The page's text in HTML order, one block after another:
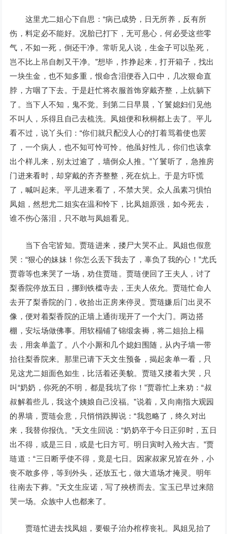
这里尤二姐心下自思：“病已成势，日无所养，反有所
伤，料定必不能好。况胎已打下，无可悬心，何必受这些零
气，不如一死，倒还干净。常听见人说，生金子可以坠死，
岂不比上吊自刎又干净。”想毕，拃挣起来，打开箱子，找出
一块生金，也不知多重，恨命含泪便吞入口中，几次狠命直
脖，方咽了下去。于是赶忙将衣服首饰穿戴齐整，上炕躺下
了。当下人不知，鬼不觉。到第二日早晨，丫鬟媳妇们见他
不叫人，乐得且自己去梳洗。凤姐便和秋桐都上去了。平儿
看不过，说丫头们：“你们就只配没人心的打着骂着使也罢
了，一个病人，也不知可怜可怜。他虽好性儿，你们也该拿
出个样儿来，别太过逾了，墙倒众人推。”丫鬟听了，急推房
门进来看时，却穿戴的齐齐整整，死在炕上。于是方吓慌
了，喊叫起来。平儿进来看了，不禁大哭。众人虽素习惧怕
凤姐，然想尤二姐实在温和怜下，比凤姐原强，如今死去，
谁不伤心落泪，只不敢与凤姐看见。
当下合宅皆知。贾琏进来，搂尸大哭不止。凤姐也假意
哭：“狠心的妹妹！你怎么丢下我去了，辜负了我的心！”尤氏
贾蓉等也来哭了一场，劝住贾琏。贾琏便回了王夫人，讨了
梨香院停放五日，挪到铁槛寺去，王夫人依允。贾琏忙命人
去开了梨香院的门，收拾出正房来停灵。贾琏嫌后门出灵不
像，便对着梨香院的正墙上通街现开了一个大门。两边搭
棚，安坛场做佛事。用软榻铺了锦缎衾褥，将二姐抬上榻
去，用衾单盖了。八个小厮和几个媳妇围随，从内子墙一带
抬往梨香院来。那里已请下天文生预备，揭起衾单一看，只
见这尤二姐面色如生，比活着还美貌。贾琏又搂着大哭，只
叫“奶奶，你死的不明，都是我坑了你！”贾蓉忙上来劝：“叔
叔解着些儿，我这个姨娘自己没福。”说着，又向南指大观园
的界墙，贾琏会意，只悄悄跌脚说：“我忽略了，终久对出
来，我替你报仇。”天文生回说：“奶奶卒于今日正卯时，五日
出不得，或是三日，或是七日方可。明日寅时入殓大吉。”贾
琏道：“三日断乎使不得，竟是七日。因家叔家兄皆在外，小
丧不敢多停，等到外头，还放五七，做大道场才掩灵。明年
往南去下葬。”天文生应诺，写了殃榜而去。宝玉已早过来陪
哭一场。众族中人也都来了。
贾琏忙进去找凤姐，要银子治办棺椁丧礼。凤姐见抬了